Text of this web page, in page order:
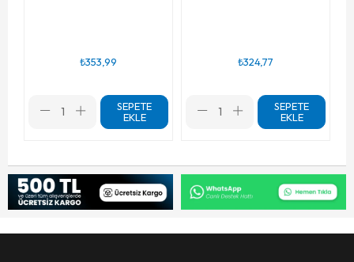
₺353,99
SEPETE
EKLE
₺324,77
SEPETE
EKLE